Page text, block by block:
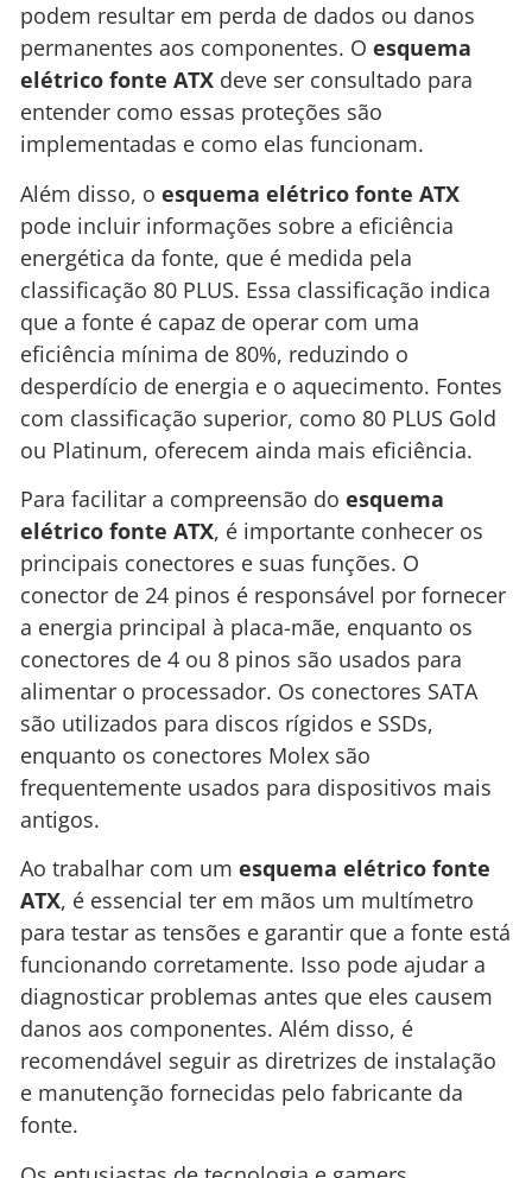
podem resultar em perda de dados ou danos
permanentes aos componentes. O esquema
elétrico fonte ATX deve ser consultado para
entender como essas proteções são
implementadas e como elas funcionam.
Além disso, o esquema elétrico fonte ATX
pode incluir informações sobre a eficiência
energética da fonte, que é medida pela
classificação 80 PLUS. Essa classificação indica
que a fonte é capaz de operar com uma
eficiência mínima de 80%, reduzindo o
desperdício de energia e o aquecimento. Fontes
com classificação superior, como 80 PLUS Gold
ou Platinum, oferecem ainda mais eficiência.
Para facilitar a compreensão do esquema
elétrico fonte ATX, é importante conhecer os
principais conectores e suas funções. O
conector de 24 pinos é responsável por fornecer
a energia principal à placa-mãe, enquanto os
conectores de 4 ou 8 pinos são usados para
alimentar o processador. Os conectores SATA
são utilizados para discos rígidos e SSDs,
enquanto os conectores Molex são
frequentemente usados para dispositivos mais
antigos.
Ao trabalhar com um esquema elétrico fonte
ATX, é essencial ter em mãos um multímetro
para testar as tensões e garantir que a fonte está
funcionando corretamente. Isso pode ajudar a
diagnosticar problemas antes que eles causem
danos aos componentes. Além disso, é
recomendável seguir as diretrizes de instalação
e manutenção fornecidas pelo fabricante da
fonte.